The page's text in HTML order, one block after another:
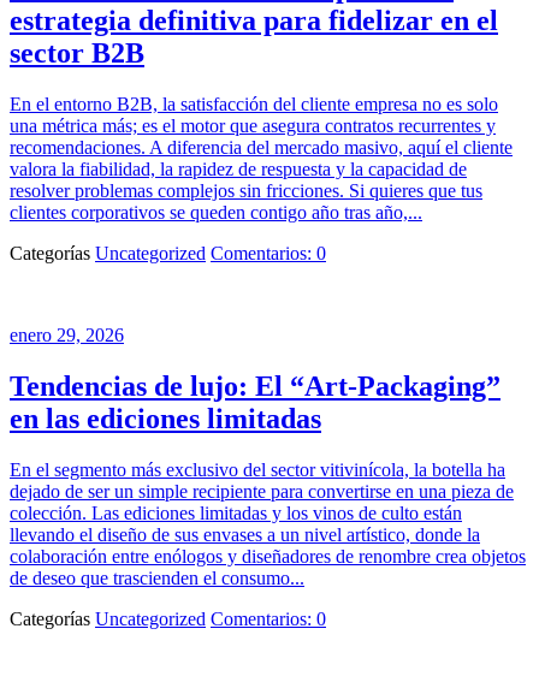
estrategia definitiva para fidelizar en el
sector B2B
En el entorno B2B, la satisfacción del cliente empresa no es solo
una métrica más; es el motor que asegura contratos recurrentes y
recomendaciones. A diferencia del mercado masivo, aquí el cliente
valora la fiabilidad, la rapidez de respuesta y la capacidad de
resolver problemas complejos sin fricciones. Si quieres que tus
clientes corporativos se queden contigo año tras año,...
Categorías Uncategorized Comentarios: 0
enero 29, 2026
Tendencias de lujo: El “Art-Packaging”
en las ediciones limitadas
En el segmento más exclusivo del sector vitivinícola, la botella ha
dejado de ser un simple recipiente para convertirse en una pieza de
colección. Las ediciones limitadas y los vinos de culto están
llevando el diseño de sus envases a un nivel artístico, donde la
colaboración entre enólogos y diseñadores de renombre crea objetos
de deseo que trascienden el consumo...
Categorías Uncategorized Comentarios: 0